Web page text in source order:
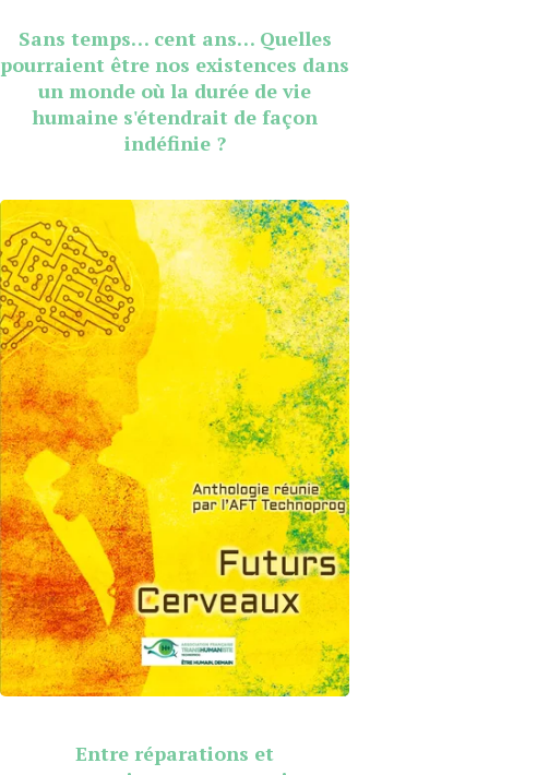
Sans temps… cent ans… Quelles
pourraient être nos existences dans
un monde où la durée de vie
humaine s'étendrait de façon
indéfinie ?
Entre réparations et